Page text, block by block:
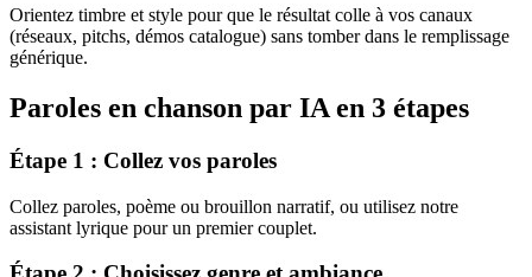
Orientez timbre et style pour que le résultat colle à vos canaux
(réseaux, pitchs, démos catalogue) sans tomber dans le remplissage
générique.
Paroles en chanson par IA en 3 étapes
Étape 1 : Collez vos paroles
Collez paroles, poème ou brouillon narratif, ou utilisez notre
assistant lyrique pour un premier couplet.